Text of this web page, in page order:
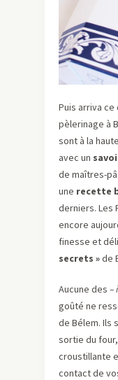
Puis arriva
pèlerinage à
sont à la
avec un
de maîtres-
une recette
derniers. Les
encore
finesse et
secrets »de
Aucune des –
goûté ne
de Bélem. Ils
sortie du
croustillante
contact de